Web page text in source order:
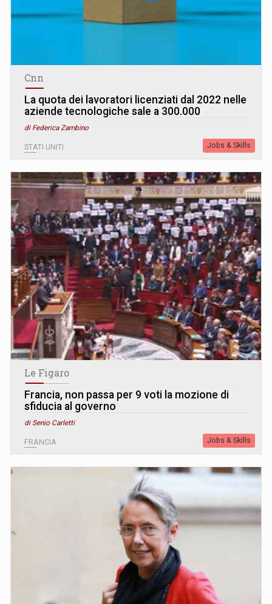
Cnn
La quota dei lavoratori licenziati dal 2022 nelle
aziende tecnologiche sale a 300.000
di Federica Zambino
STATI UNITI Jobs & Skills
Le Figaro
Francia, non passa per 9 voti la mozione di
sfiducia al governo
di Senio Carletti
FRANCIA Jobs & Skills